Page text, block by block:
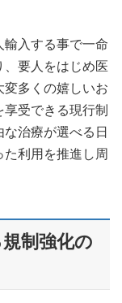
輸入する事で一命
、要人をはじめ医
多くの嬉しいお
受できる現行制
治療が選べる日
利用を推進し周
制強化の